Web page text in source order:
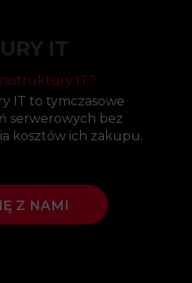
IT
IT?
IT to tymczasowe
serwerowych bez
kosztów ich zakupu.
Z NAMI